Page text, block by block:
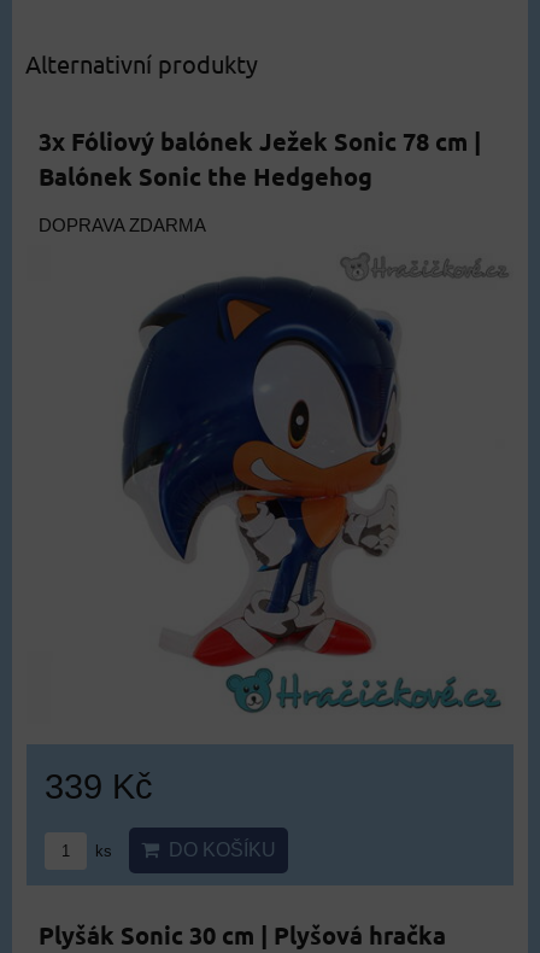
Alternativní produkty
3x Fóliový balónek Ježek Sonic 78 cm |
Balónek Sonic the Hedgehog
DOPRAVA ZDARMA
339 Kč
ks DO KOŠÍKU
Plyšák Sonic 30 cm | Plyšová hračka